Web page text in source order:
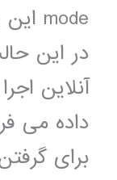
mode این روش external را یاد بگیرید.
در این
آنلاین
داده می
برای